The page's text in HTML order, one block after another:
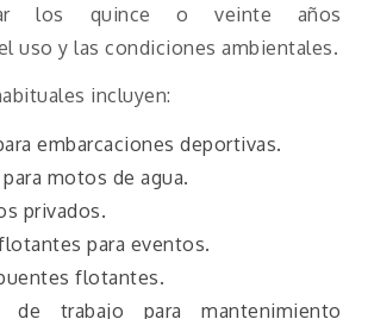
los quince o veinte años
uso y las condiciones ambientales.
incluyen:
embarcaciones deportivas.
motos de agua.
privados.
para eventos.
flotantes.
de trabajo para mantenimiento